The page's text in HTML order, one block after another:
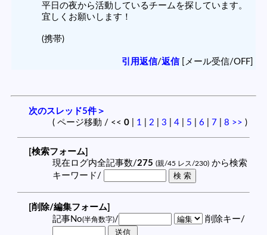
平日の夜から活動しているチームを探しています。
宜しくお願いします！
(携帯)
引用返信/返信[メール受信/OFF]
次のスレッド5件＞
( ページ移動 / << 0 1 2 3 4 5 6 7 8 >> )
[検索フォーム]
現在ログ内全記事数/275 (親/45 レス/230) から検索
キーワード/
[削除/編集フォーム]
記事No(半角数字)/ 削除キー/